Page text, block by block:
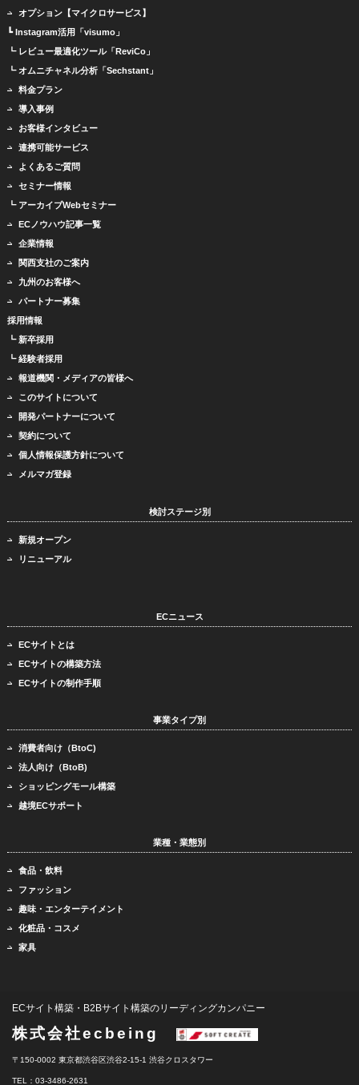
オプション【マイクロサービス】
┗ Instagram活用「visumo」
┗ レビュー最適化ツール「ReviCo」
┗ オムニチャネル分析「Sechstant」
料金プラン
導入事例
お客様インタビュー
連携可能サービス
よくあるご質問
セミナー情報
┗ アーカイブWebセミナー
ECノウハウ記事一覧
企業情報
関西支社のご案内
九州のお客様へ
パートナー募集
採用情報
┗ 新卒採用
┗ 経験者採用
報道機関・メディアの皆様へ
このサイトについて
開発パートナーについて
契約について
個人情報保護方針について
メルマガ登録
検討ステージ別
新規オープン
リニューアル
ECニュース
ECサイトとは
ECサイトの構築方法
ECサイトの制作手順
事業タイプ別
消費者向け（BtoC)
法人向け（BtoB)
ショッピングモール構築
越境ECサポート
業種・業態別
食品・飲料
ファッション
趣味・エンターテイメント
化粧品・コスメ
家具
ECサイト構築・B2Bサイト構築のリーディングカンパニー
株式会社ecbeing
〒150-0002 東京都渋谷区渋谷2-15-1 渋谷クロスタワー
TEL：03-3486-2631